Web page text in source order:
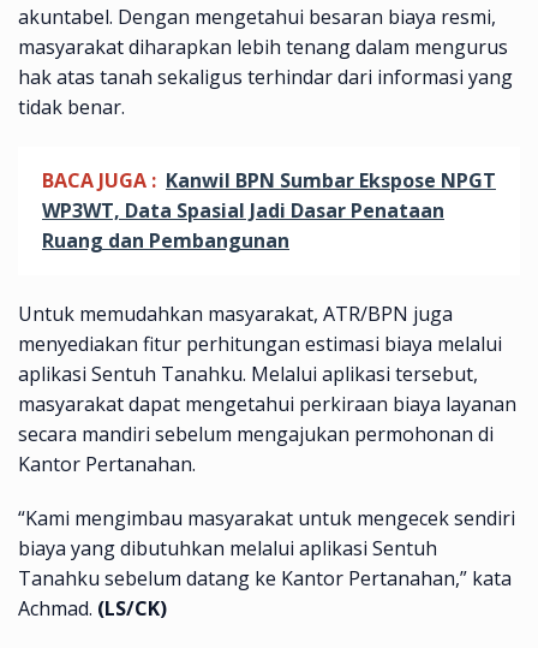
akuntabel. Dengan mengetahui besaran biaya resmi,
masyarakat diharapkan lebih tenang dalam mengurus
hak atas tanah sekaligus terhindar dari informasi yang
tidak benar.
BACA JUGA : Kanwil BPN Sumbar Ekspose NPGT
WP3WT, Data Spasial Jadi Dasar Penataan
Ruang dan Pembangunan
Untuk memudahkan masyarakat, ATR/BPN juga
menyediakan fitur perhitungan estimasi biaya melalui
aplikasi Sentuh Tanahku. Melalui aplikasi tersebut,
masyarakat dapat mengetahui perkiraan biaya layanan
secara mandiri sebelum mengajukan permohonan di
Kantor Pertanahan.
“Kami mengimbau masyarakat untuk mengecek sendiri
biaya yang dibutuhkan melalui aplikasi Sentuh
Tanahku sebelum datang ke Kantor Pertanahan,” kata
Achmad. (LS/CK)